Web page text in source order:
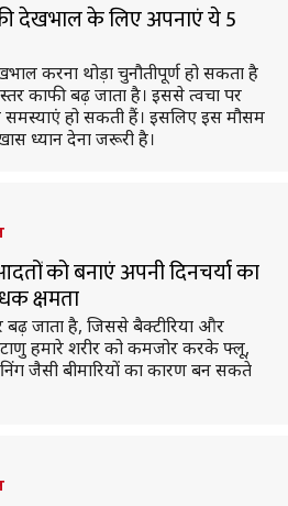
देखभाल के लिए अपनाएं ये 5
करना थोड़ा चुनौतीपूर्ण हो सकता है
काफी बढ़ जाता है। इससे त्वचा पर
हो सकती हैं। इसलिए इस मौसम
ध्यान देना जरूरी है।
को बनाएं अपनी दिनचर्या का
क्षमता
बढ़ जाता है, जिससे बैक्टीरिया और
हमारे शरीर को कमजोर करके फ्लू,
जैसी बीमारियों का कारण बन सकते